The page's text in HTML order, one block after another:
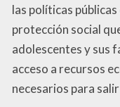
las políticas
protección social
adolescentes y sus
acceso a recursos
necesarios para